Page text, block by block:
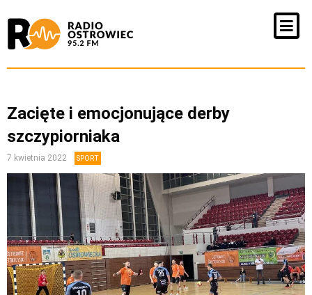
Zacięte i emocjonujące derby
szczypiorniaka
7 kwietnia 2022 SPORT